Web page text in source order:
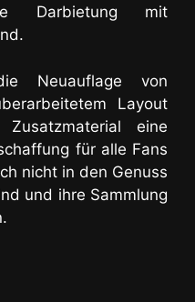
Darbietung mit
Neuauflage von
Layout
eine
für alle Fans
nicht in den Genuss
und ihre Sammlung